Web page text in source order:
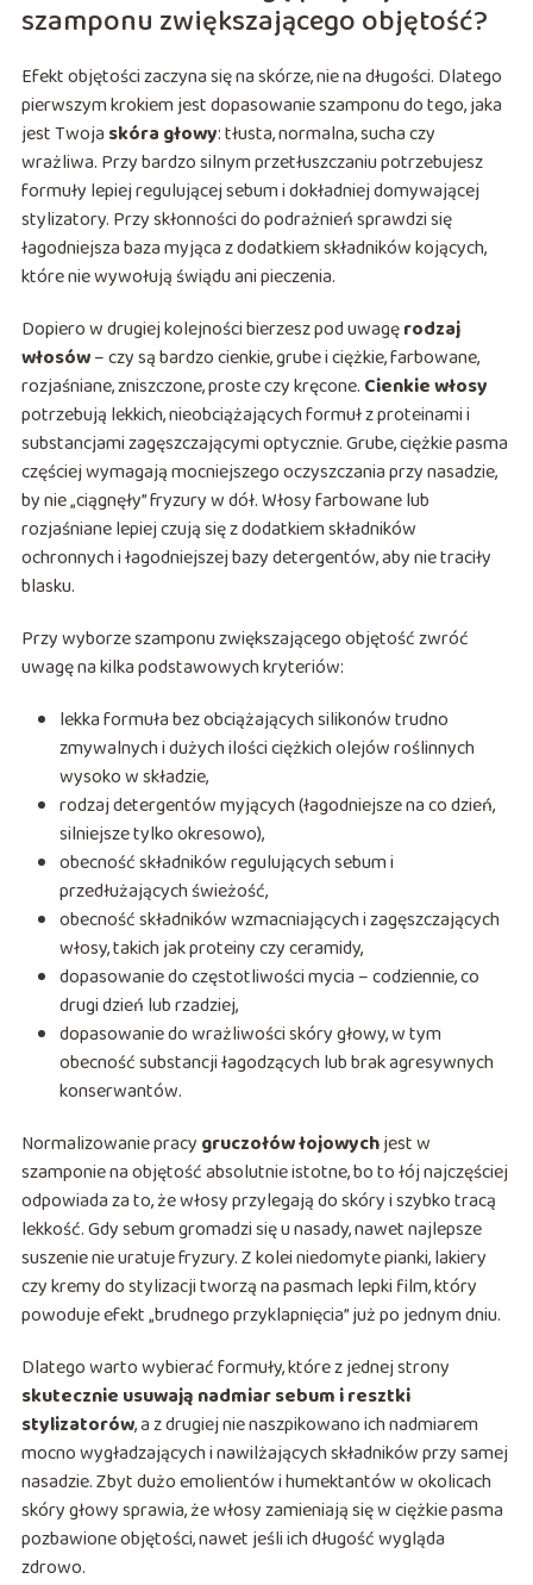
szamponu zwiększającego objętość?
Efekt objętości zaczyna się na skórze, nie na długości. Dlatego
pierwszym krokiem jest dopasowanie szamponu do tego, jaka
jest Twoja skóra głowy: tłusta, normalna, sucha czy
wrażliwa. Przy bardzo silnym przetłuszczaniu potrzebujesz
formuły lepiej regulującej sebum i dokładniej domywającej
stylizatory. Przy skłonności do podrażnień sprawdzi się
łagodniejsza baza myjąca z dodatkiem składników kojących,
które nie wywołują świądu ani pieczenia.
Dopiero w drugiej kolejności bierzesz pod uwagęrodzaj
włosów– czy są bardzo cienkie, grube i ciężkie, farbowane,
rozjaśniane, zniszczone, proste czy kręcone. Cienkie włosy
potrzebują lekkich, nieobciążających formuł z proteinami i
substancjami zagęszczającymi optycznie. Grube, ciężkie pasma
częściej wymagają mocniejszego oczyszczania przy nasadzie,
by nie „ciągnęły” fryzury w dół. Włosy farbowane lub
rozjaśniane lepiej czują się z dodatkiem składników
ochronnych i łagodniejszej bazy detergentów, aby nie traciły
blasku.
Przy wyborze szamponu zwiększającego objętość zwróć
uwagę na kilka podstawowych kryteriów:
lekka formuła bez obciążających silikonów trudno
zmywalnych i dużych ilości ciężkich olejów roślinnych
wysoko w składzie,
rodzaj detergentów myjących (łagodniejsze na co dzień,
silniejsze tylko okresowo),
obecność składników regulujących sebum i
przedłużających świeżość,
obecność składników wzmacniających i zagęszczających
włosy, takich jak proteiny czy ceramidy,
dopasowanie do częstotliwości mycia – codziennie, co
drugi dzień lub rzadziej,
dopasowanie do wrażliwości skóry głowy, w tym
obecność substancji łagodzących lub brak agresywnych
konserwantów.
Normalizowanie pracy gruczołów łojowychjest w
szamponie na objętość absolutnie istotne, bo to łój najczęściej
odpowiada za to, że włosy przylegają do skóry i szybko tracą
lekkość. Gdy sebum gromadzi się u nasady, nawet najlepsze
suszenie nie uratuje fryzury. Z kolei niedomyte pianki, lakiery
czy kremy do stylizacji tworzą na pasmach lepki film, który
powoduje efekt „brudnego przyklapnięcia” już po jednym dniu.
Dlatego warto wybierać formuły, które z jednej strony
skutecznie usuwają nadmiar sebum i resztki
stylizatorów, a z drugiej nie naszpikowano ich nadmiarem
mocno wygładzających i nawilżających składników przy samej
nasadzie. Zbyt dużo emolientów i humektantów w okolicach
skóry głowy sprawia, że włosy zamieniają się w ciężkie pasma
pozbawione objętości, nawet jeśli ich długość wygląda
zdrowo.